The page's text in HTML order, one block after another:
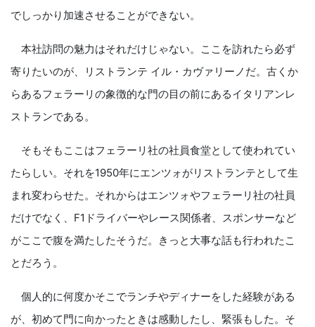
でしっかり加速させることができない。
本社訪問の魅力はそれだけじゃない。ここを訪れたら必ず
寄りたいのが、リストランテ イル・カヴァリーノだ。古くか
らあるフェラーリの象徴的な門の目の前にあるイタリアンレ
ストランである。
そもそもここはフェラーリ社の社員食堂として使われてい
たらしい。それを1950年にエンツォがリストランテとして生
まれ変わらせた。それからはエンツォやフェラーリ社の社員
だけでなく、F1ドライバーやレース関係者、スポンサーなど
がここで腹を満たしたそうだ。きっと大事な話も行われたこ
とだろう。
個人的に何度かそこでランチやディナーをした経験がある
が、初めて門に向かったときは感動したし、緊張もした。そ